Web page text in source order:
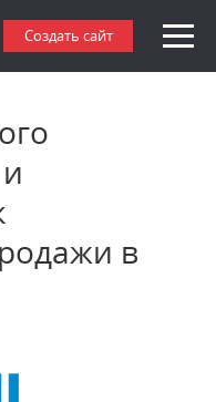
Создать сайт
в